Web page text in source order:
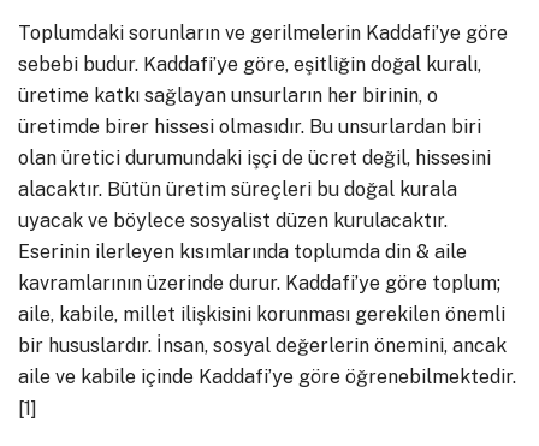
Toplumdaki sorunların ve gerilmelerin Kaddafi’ye göre
sebebi budur. Kaddafi’ye göre, eşitliğin doğal kuralı,
üretime katkı sağlayan unsurların her birinin, o
üretimde birer hissesi olmasıdır. Bu unsurlardan biri
olan üretici durumundaki işçi de ücret değil, hissesini
alacaktır. Bütün üretim süreçleri bu doğal kurala
uyacak ve böylece sosyalist düzen kurulacaktır.
Eserinin ilerleyen kısımlarında toplumda din & aile
kavramlarının üzerinde durur. Kaddafi’ye göre toplum;
aile, kabile, millet ilişkisini korunması gerekilen önemli
bir hususlardır. İnsan, sosyal değerlerin önemini, ancak
aile ve kabile içinde Kaddafi’ye göre öğrenebilmektedir.
[1]